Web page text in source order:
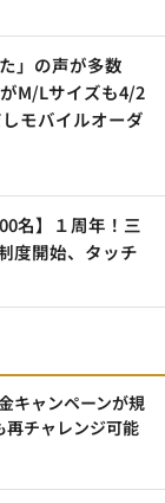
た」の声が多数
M/Lサイズも4/2
モバイルオーダ
名】１周年！三
度開始、タッチ
キャンペーンが規
再チャレンジ可能